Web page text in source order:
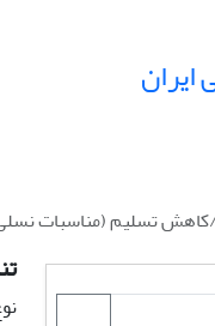
تسلیم (مناسبات